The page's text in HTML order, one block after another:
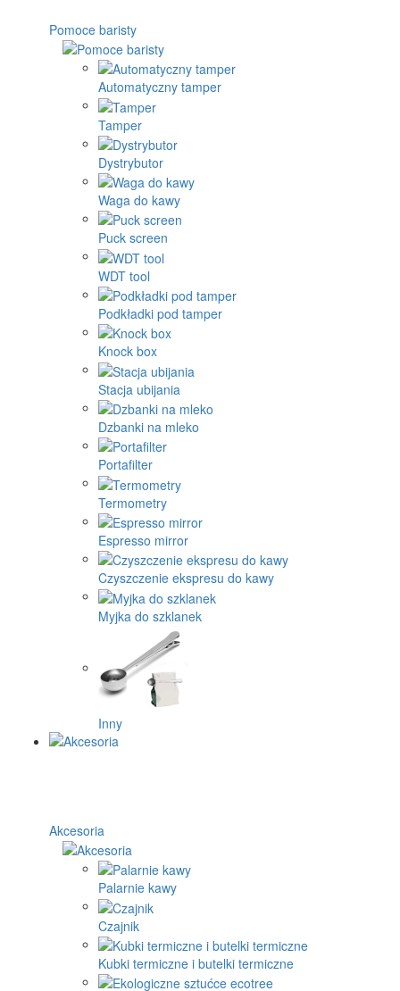
Pomoce baristy
Automatyczny tamper
Tamper
Dystrybutor
Waga do kawy
Puck screen
WDT tool
Podkładki pod tamper
Knock box
Stacja ubijania
Dzbanki na mleko
Portafilter
Termometry
Espresso mirror
Czyszczenie ekspresu do kawy
Myjka do szklanek
Inny
Akcesoria
Palarnie kawy
Czajnik
Kubki termiczne i butelki termiczne